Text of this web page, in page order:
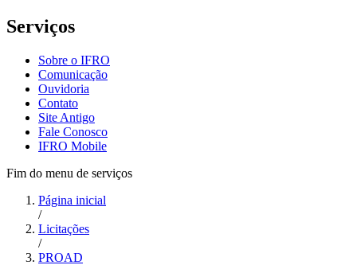
Serviços
Sobre o IFRO
Comunicação
Ouvidoria
Contato
Site Antigo
Fale Conosco
IFRO Mobile
Fim do menu de serviços
Página inicial
/
Licitações
/
PROAD